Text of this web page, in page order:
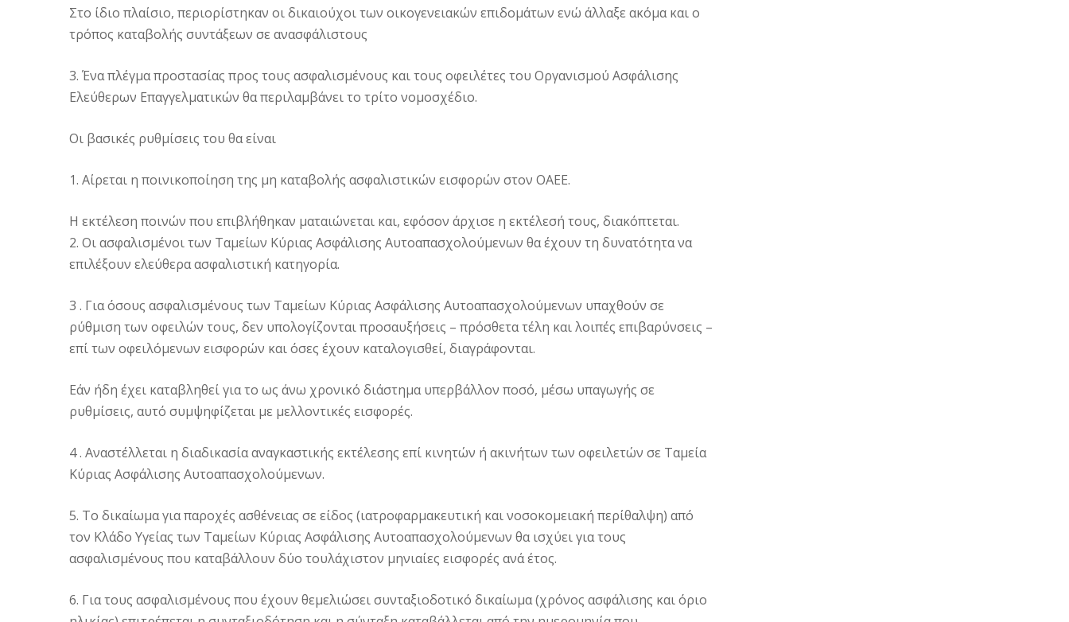
Στο ίδιο πλαίσιο, περιορίστηκαν οι δικαιούχοι των οικογενειακών επιδομάτων ενώ άλλαξε ακόμα και ο
τρόπος καταβολής συντάξεων σε ανασφάλιστους
3. Ένα πλέγμα προστασίας προς τους ασφαλισμένους και τους οφειλέτες του Οργανισμού Ασφάλισης
Ελεύθερων Επαγγελματικών θα περιλαμβάνει το τρίτο νομοσχέδιο.
Οι βασικές ρυθμίσεις του θα είναι
1. Αίρεται η ποινικοποίηση της μη καταβολής ασφαλιστικών εισφορών στον ΟΑΕΕ.
Η εκτέλεση ποινών που επιβλήθηκαν ματαιώνεται και, εφόσον άρχισε η εκτέλεσή τους, διακόπτεται.
2. Οι ασφαλισμένοι των Ταμείων Κύριας Ασφάλισης Αυτοαπασχολούμενων θα έχουν τη δυνατότητα να
επιλέξουν ελεύθερα ασφαλιστική κατηγορία.
3 . Για όσους ασφαλισμένους των Ταμείων Κύριας Ασφάλισης Αυτοαπασχολούμενων υπαχθούν σε
ρύθμιση των οφειλών τους, δεν υπολογίζονται προσαυξήσεις – πρόσθετα τέλη και λοιπές επιβαρύνσεις –
επί των οφειλόμενων εισφορών και όσες έχουν καταλογισθεί, διαγράφονται.
Εάν ήδη έχει καταβληθεί για το ως άνω χρονικό διάστημα υπερβάλλον ποσό, μέσω υπαγωγής σε
ρυθμίσεις, αυτό συμψηφίζεται με μελλοντικές εισφορές.
4 . Αναστέλλεται η διαδικασία αναγκαστικής εκτέλεσης επί κινητών ή ακινήτων των οφειλετών σε Ταμεία
Κύριας Ασφάλισης Αυτοαπασχολούμενων.
5. Το δικαίωμα για παροχές ασθένειας σε είδος (ιατροφαρμακευτική και νοσοκομειακή περίθαλψη) από
τον Κλάδο Υγείας των Ταμείων Κύριας Ασφάλισης Αυτοαπασχολούμενων θα ισχύει για τους
ασφαλισμένους που καταβάλλουν δύο τουλάχιστον μηνιαίες εισφορές ανά έτος.
6. Για τους ασφαλισμένους που έχουν θεμελιώσει συνταξιοδοτικό δικαίωμα (χρόνος ασφάλισης και όριο